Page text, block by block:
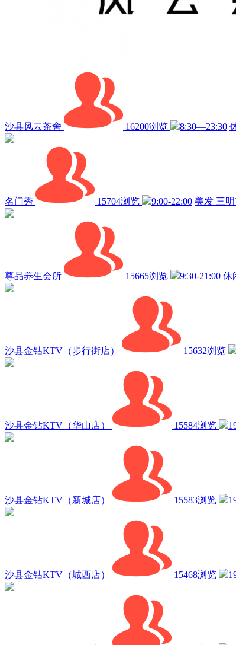
沙县风云茶舍 16200浏览 8:30—23:30
名门秀 15704浏览 9:00-22:00 美发 三
尊品养生会所 15665浏览 9:30-21:00 休
沙县金钻KTV（步行街店） 15632浏览
沙县金钻KTV（华山店） 15584浏览
沙县金钻KTV（新城店） 15583浏览
沙县金钻KTV（城西店） 15468浏览